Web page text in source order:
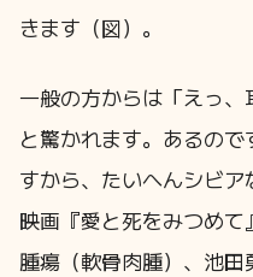
きます（図）。
一般の方からは「えっ、
と驚かれます。あるの
すから、たいへんシビア
映画『愛と死をみつめ
腫瘍（軟骨肉腫）、池